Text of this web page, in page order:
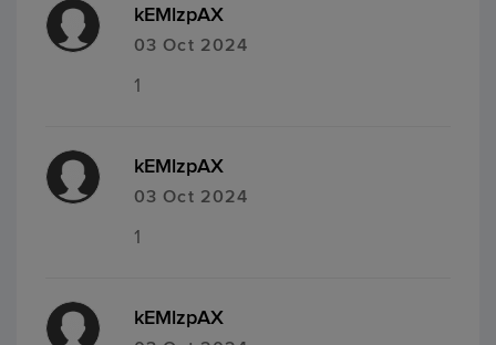
kEMlzpAX
03 Oct 2024
1
kEMlzpAX
03 Oct 2024
1
kEMlzpAX